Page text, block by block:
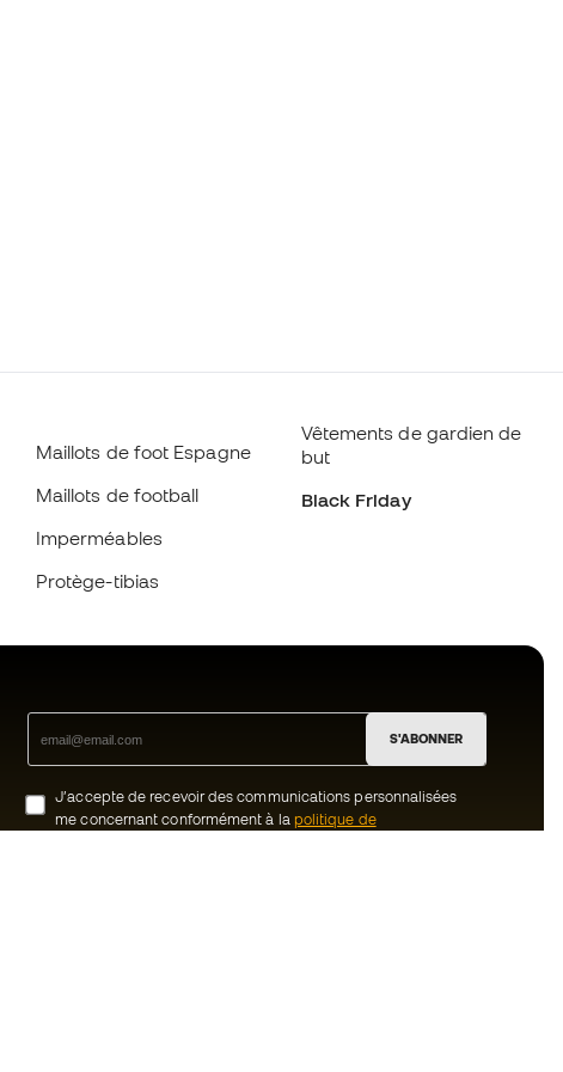
Maillots de foot Espagne
Maillots de football
Imperméables
Protège-tibias
Vêtements de gardien de
but
Black Friday
S'ABONNER
J’accepte de recevoir des communications personnalisées
me concernant conformément à la politique de